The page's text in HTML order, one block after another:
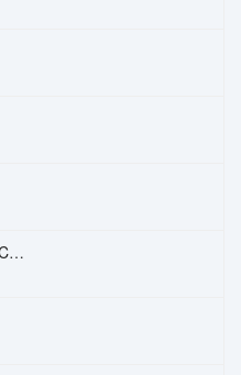
Mindenki Táncol – Majka Curtis, Péter Majoros